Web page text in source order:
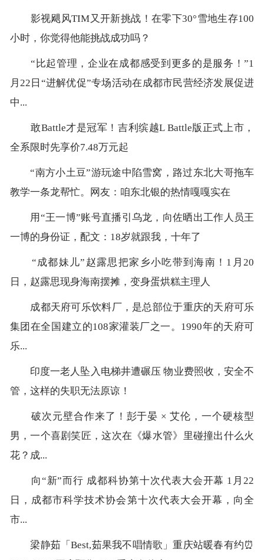
影视飓风TIM又开新挑战！在零下30°雪地生存100
小时，你觉得他能挑战成功吗？
“比起管理，企业在成都感受到更多的是服务！”1
月22日“进解优促”专场活动在成都市民营经济发展促进
中...
敢Battle才是冠军！吉利缤越L Battle版正式上市，
全系限时先享价7.48万元起
“南方小土豆”游玩途中陷雪窝，路过东北大哥拖车
教学一条龙帮忙。网友：咱东北银的热情嘎嘎实在
用“王一博”账号直播引乌龙，向佐晒出工作人员王
一博的身份证，配文：18岁就跟我，十年了
“成都妹儿”赵露思把家乡小吃带到海南！1月20
日，赵露思现身海南摆摊，变身蛋烘糕主理人
成都天府可乐饮料厂，是总部位于重庆的天府可乐
集团在全国建立的108家灌装厂之一。1990年的天府可
乐...
印度一老人坠入电梯井遭碾压 物业费照收，安全不
管，这样的失职无法原谅！
破次元壁合作来了！彭于晏 × 艾伦，一个硬核型
男，一个喜剧笑匠，这次在《爆水管》里碰撞出什么火
花？成...
向“新”而行 成都科协第十次代表大会开幕 1月22
日，成都市科学技术协会第十次代表大会开幕，向全
市...
梁静茹「Best,茹果我不唱情歌」重庆站暖春有约⏰